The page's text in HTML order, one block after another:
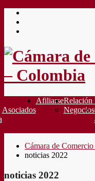
Saltar
contenido
Asociados
AfiliarseRelación
Negocios
Cámara de
noticias 2022
noticias 2022